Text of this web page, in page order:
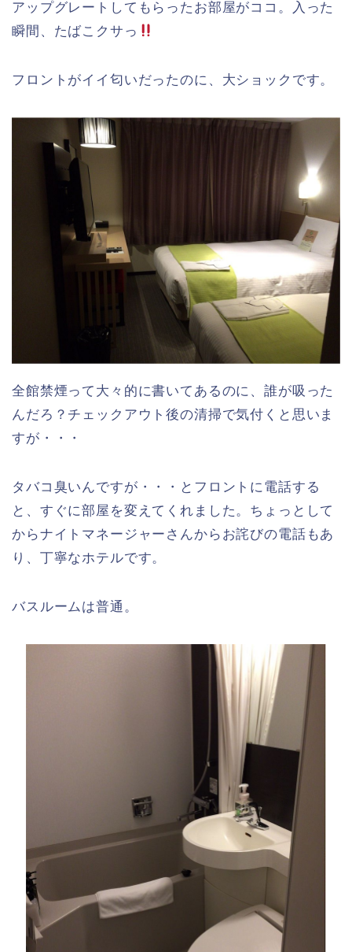
アップグレートしてもらったお部屋がココ。入った
瞬間、たばこクサっ
フロントがイイ匂いだったのに、大ショックです。
全館禁煙って大々的に書いてあるのに、誰が吸った
んだろ？チェックアウト後の清掃で気付くと思いま
すが・・・
タバコ臭いんですが・・・とフロントに電話する
と、すぐに部屋を変えてくれました。ちょっとして
からナイトマネージャーさんからお詫びの電話もあ
り、丁寧なホテルです。
バスルームは普通。